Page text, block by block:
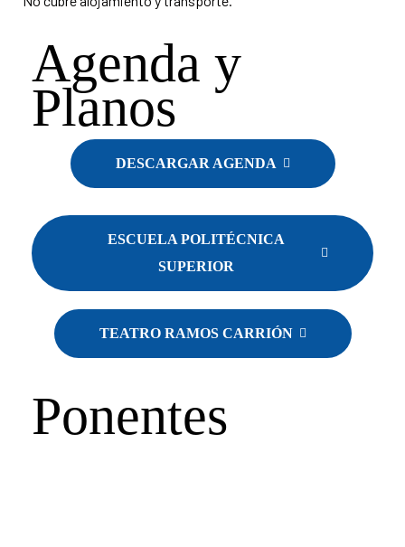
Agenda y
Planos
DESCARGAR AGENDA
ESCUELA POLITÉCNICA
SUPERIOR
TEATRO RAMOS CARRIÓN
Ponentes